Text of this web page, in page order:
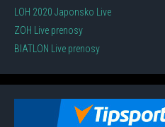
LOH 2020 Japonsko Live
ZOH Live prenosy
BIATLON Live prenosy